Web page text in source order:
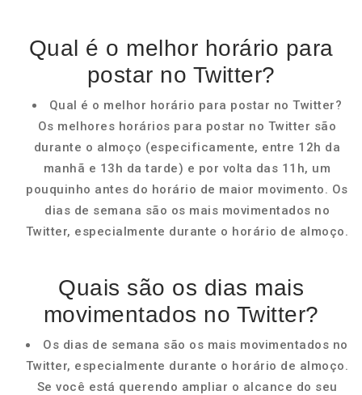
Qual é o melhor horário para
postar no Twitter?
Qual é o melhor horário para postar no Twitter?
Os melhores horários para postar no Twitter são
durante o almoço (especificamente, entre 12h da
manhã e 13h da tarde) e por volta das 11h, um
pouquinho antes do horário de maior movimento. Os
dias de semana são os mais movimentados no
Twitter, especialmente durante o horário de almoço.
Quais são os dias mais
movimentados no Twitter?
Os dias de semana são os mais movimentados no
Twitter, especialmente durante o horário de almoço.
Se você está querendo ampliar o alcance do seu